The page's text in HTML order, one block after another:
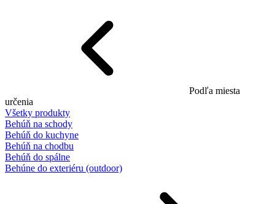
Podľa miesta
určenia
Všetky produkty
Behúň na schody
Behúň do kuchyne
Behúň na chodbu
Behúň do spálne
Behúne do exteriéru (outdoor)